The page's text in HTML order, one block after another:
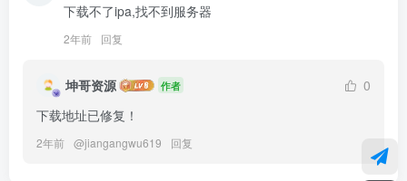
下载不了ipa,找不到服务器
2年前 回复
坤哥资源 作者
0
下载地址已修复！
2年前 @jiangangwu619 回复